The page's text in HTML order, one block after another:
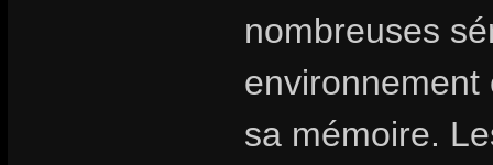
nombreuses
sa mémoire.